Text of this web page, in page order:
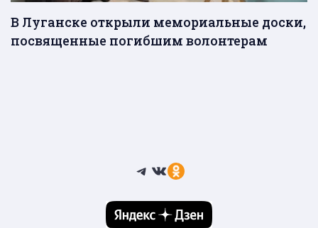
В Луганске открыли мемориальные доски,
посвященные погибшим волонтерам
Telegram
ВКонтакте
Ссылка